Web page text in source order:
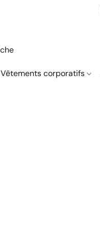
Vêtements corporatifs